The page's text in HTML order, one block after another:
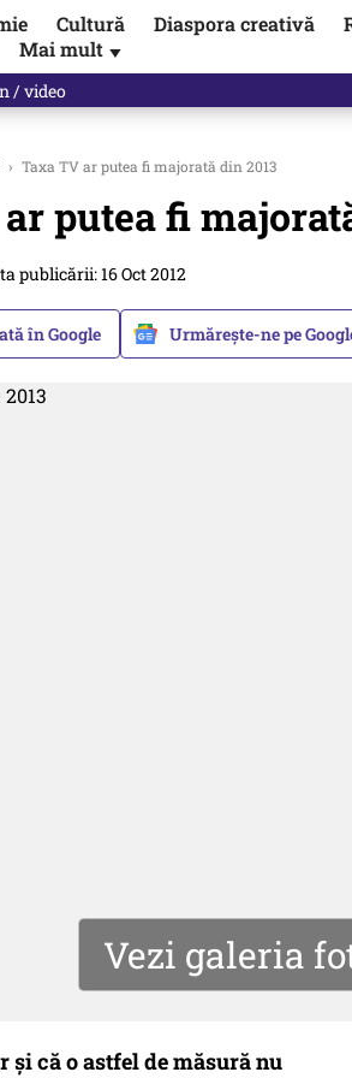
Cultură Diaspora creativă
Mai mult ▼
/ video
› Taxa TV ar putea fi majorată din 2013
putea fi
publicării: 16 Oct 2012
în Google Urmărește-ne pe
Vezi galeria
că o astfel de măsură nu